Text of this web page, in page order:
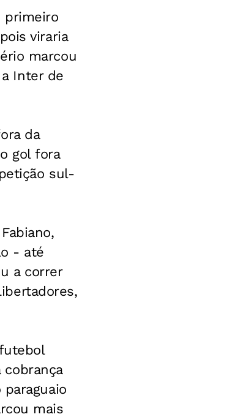
primeiro
viraria
marcou
Inter de
da
gol fora
sul-
- até
a correr
mais